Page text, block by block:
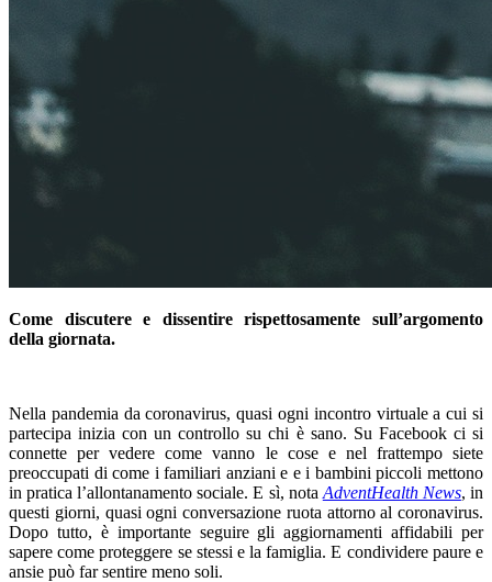
Come discutere e dissentire rispettosamente sull’argomento
della giornata.
Nella pandemia da coronavirus, quasi ogni incontro virtuale a cui si
partecipa inizia con un controllo su chi è sano. Su Facebook ci si
connette per vedere come vanno le cose e nel frattempo siete
preoccupati di come i familiari anziani e e i bambini piccoli mettono
in pratica l’allontanamento sociale. E sì, nota AdventHealth News, in
questi giorni, quasi ogni conversazione ruota attorno al coronavirus.
Dopo tutto, è importante seguire gli aggiornamenti affidabili per
sapere come proteggere se stessi e la famiglia. E condividere paure e
ansie può far sentire meno soli.